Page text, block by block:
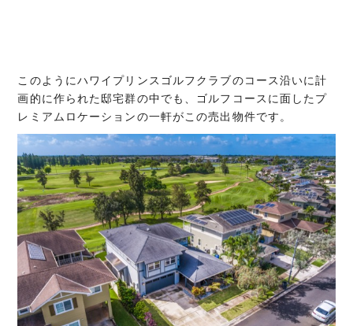
このようにハワイプリンスゴルフクラブのコース沿いに計
画的に作られた邸宅群の中でも、ゴルフコースに面したプ
レミアムロケーションの一軒がこの売出物件です。